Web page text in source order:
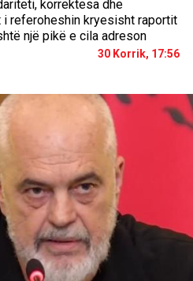
korrektesa dhe
referoheshin kryesisht raportit
një pikë e cila adreson
30 Korrik, 17:56